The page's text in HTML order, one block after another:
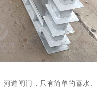
道闸门，只有简单的蓄水、